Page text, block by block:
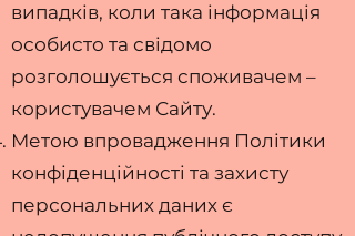
випадків, коли така інформація
особисто та свідомо
розголошується споживачем –
користувачем Сайту.
Метою впровадження Політики
конфіденційності та захисту
персональних даних є